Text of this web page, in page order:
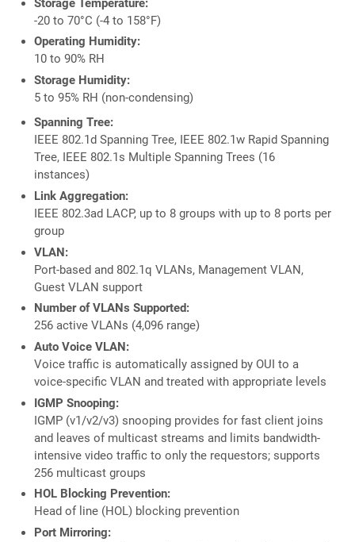
Storage Temperature:
-20 to 70°C (-4 to 158°F)
Operating Humidity:
10 to 90% RH
Storage Humidity:
5 to 95% RH (non-condensing)
Spanning Tree:
IEEE 802.1d Spanning Tree, IEEE 802.1w Rapid Spanning
Tree, IEEE 802.1s Multiple Spanning Trees (16
instances)
Link Aggregation:
IEEE 802.3ad LACP, up to 8 groups with up to 8 ports per
group
VLAN:
Port-based and 802.1q VLANs, Management VLAN,
Guest VLAN support
Number of VLANs Supported:
256 active VLANs (4,096 range)
Auto Voice VLAN:
Voice traffic is automatically assigned by OUI to a
voice-specific VLAN and treated with appropriate levels
IGMP Snooping:
IGMP (v1/v2/v3) snooping provides for fast client joins
and leaves of multicast streams and limits bandwidth-
intensive video traffic to only the requestors; supports
256 multicast groups
HOL Blocking Prevention:
Head of line (HOL) blocking prevention
Port Mirroring: